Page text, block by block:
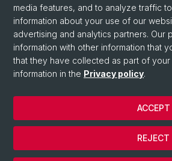
Home
Cookies
media features, and to analyze traffic
information about your use of our
advertising and analytics partners. Our
information with other information that
that they have collected as part of
information in the Privacy policy.
REJECT
ACCEPT